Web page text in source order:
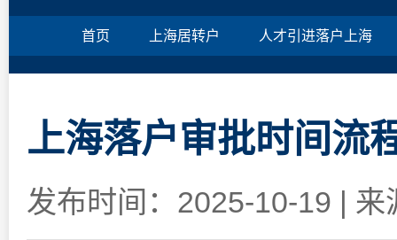
首页 上海居转户 人才引进落户上海
上海落户审批时间流
发布时间：2025-10-19 | 来